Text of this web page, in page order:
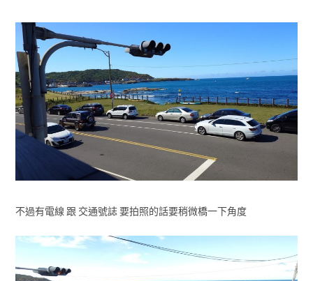
不過有電線 跟 交通號誌 要拍照的話要稍微橋一下角度